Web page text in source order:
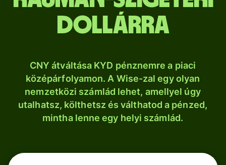
dollárra
CNY átváltása KYD pénznemre a piaci
középárfolyamon. A Wise-zal egy olyan
nemzetközi számlád lehet, amellyel úgy
utalhatsz, költhetsz és válthatod a pénzed,
mintha lenne egy helyi számlád.